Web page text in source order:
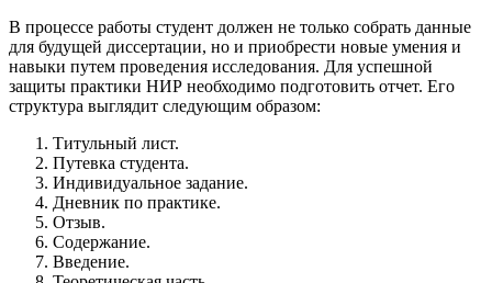
В процессе работы студент должен не только собрать данные
для будущей диссертации, но и приобрести новые умения и
навыки путем проведения исследования. Для успешной
защиты практики НИР необходимо подготовить отчет. Его
структура выглядит следующим образом:
Титульный лист.
Путевка студента.
Индивидуальное задание.
Дневник по практике.
Отзыв.
Содержание.
Введение.